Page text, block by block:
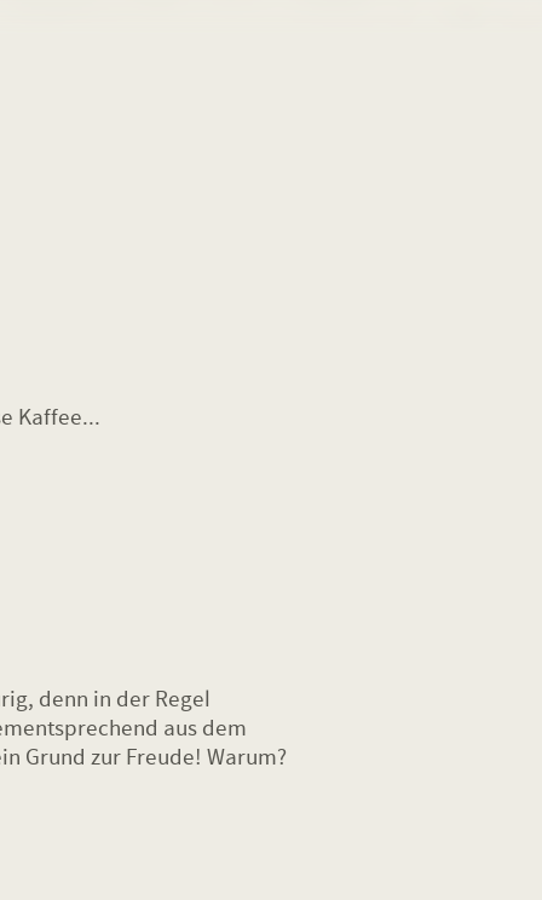
Kaffee...
denn in der Regel
aus dem
Grund zur Freude! Warum?